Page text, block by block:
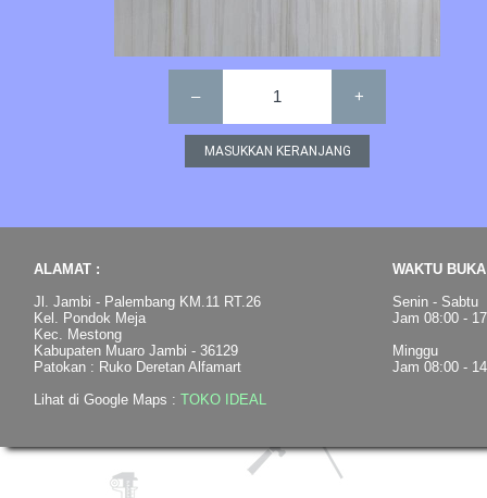
– 1 +
ALAMAT :
Jl. Jambi - Palembang KM.11 RT.26
Kel. Pondok Meja
Kec. Mestong
Kabupaten Muaro Jambi - 36129
Patokan : Ruko Deretan Alfamart
Lihat di Google Maps : TOKO IDEAL
WAKTU
Senin - Sabtu
Jam 08:00 -
Minggu
Jam 08:00 -